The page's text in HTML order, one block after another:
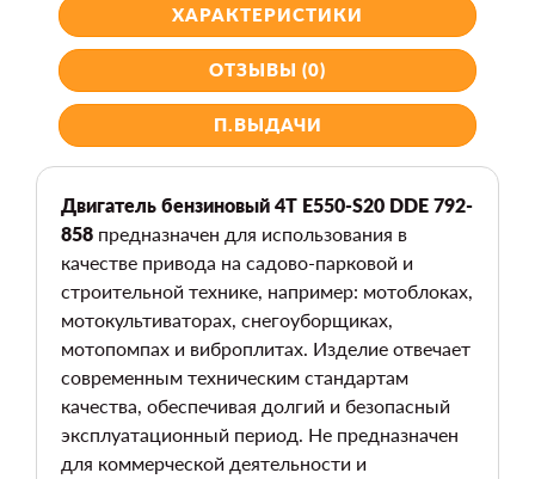
ХАРАКТЕРИСТИКИ
ОТЗЫВЫ (0)
П.ВЫДАЧИ
Двигатель бензиновый 4Т E550-S20 DDE 792-
858 предназначен для использования в
качестве привода на садово-парковой и
строительной технике, например: мотоблоках,
мотокультиваторах, снегоуборщиках,
мотопомпах и виброплитах. Изделие отвечает
современным техническим стандартам
качества, обеспечивая долгий и безопасный
эксплуатационный период. Не предназначен
для коммерческой деятельности и